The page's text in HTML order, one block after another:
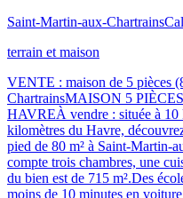
Saint-Martin-aux-Chartrains
terrain et maison
VENTE : maison de 5 pièces
ChartrainsMAISON 5
HAVREÀ vendre : située à 10
kilomètres du Havre,
pied de 80 m² à Saint-Martin-
compte trois chambres, une
du bien est de 715 m².Des
moins de 10 minutes en